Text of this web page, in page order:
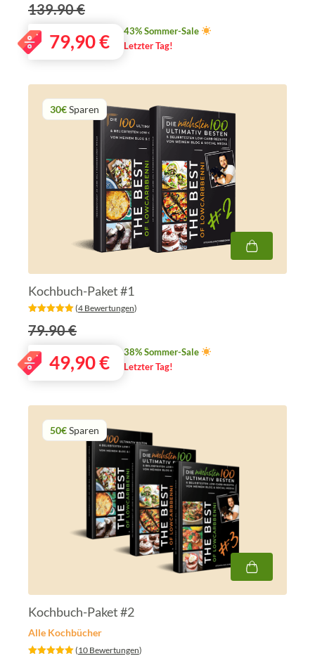
139.90 €
79,90€
43% Sommer-Sale
Letzter Tag!
30€Sparen
Kochbuch-Paket #1
‎ (4 Bewertungen)
79.90 €
49,90€
38% Sommer-Sale
Letzter Tag!
50€Sparen
Kochbuch-Paket #2
Alle Kochbücher
‎ (10 Bewertungen)